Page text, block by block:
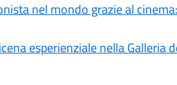
nel mondo grazie al
esperienziale nella